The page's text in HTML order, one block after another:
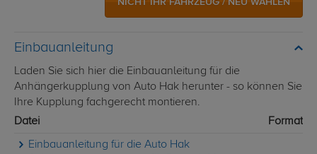
NICHT IHR FAHRZEUG / NEU WÄHLEN
Einbauanleitung
Laden Sie sich hier die Einbauanleitung für die
Anhängerkupplung von Auto Hak herunter - so können Sie
Ihre Kupplung fachgerecht montieren.
Datei
Format
Einbauanleitung für die Auto Hak